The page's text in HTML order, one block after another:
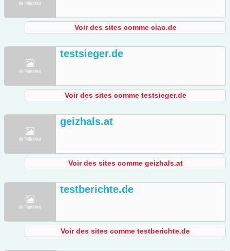
Voir des sites comme ciao.de
testsieger.de
Voir des sites comme testsieger.de
geizhals.at
Voir des sites comme geizhals.at
testberichte.de
Voir des sites comme testberichte.de